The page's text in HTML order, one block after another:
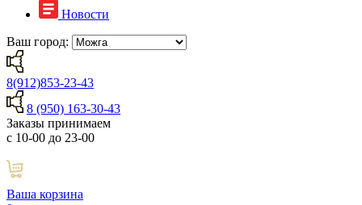
Новости
Ваш город:
8(912)853-23-43
8 (950) 163-30-43
Заказы принимаем
с 10-00 до 23-00
Ваша корзина